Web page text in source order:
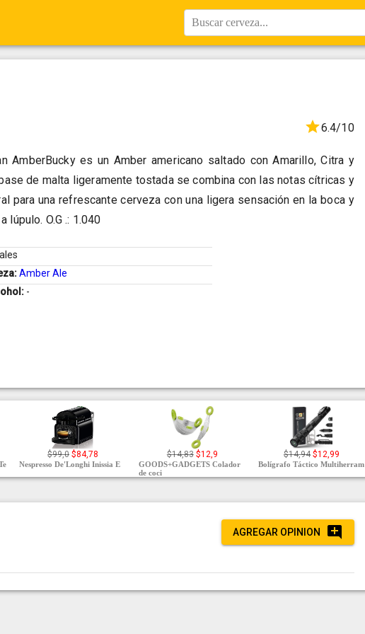
Buscar cerveza...
6.4/10
AmberBucky es un Amber americano saltado con Amarillo, Citra y
de malta ligeramente tostada se combina con las notas cítricas y
para una refrescante cerveza con una ligera sensación en la boca y
lúpulo. O.G .: 1.040
Amber Ale
-
$99,0 $84,78
Nespresso De'Longhi Inissia E
$14,83 $12,9
GOODS+GADGETS Colador
de coci
$14,94 $12,99
Bolígrafo Táctico Multiherram
AGREGAR OPINION